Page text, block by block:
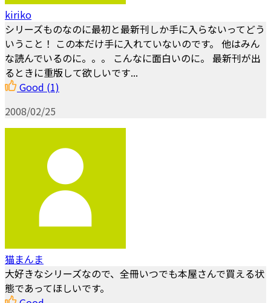
kiriko
シリーズものなのに最初と最新刊しか手に入らないってどう
いうこと！ この本だけ手に入れていないのです。 他はみん
な読んでいるのに。。。 こんなに面白いのに。 最新刊が出
るときに重版して欲しいです...
Good (1)
2008/02/25
猫まんま
大好きなシリーズなので、全冊いつでも本屋さんで買える状
態であってほしいです。